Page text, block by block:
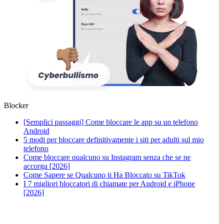
Blocker
[Semplici passaggi] Come bloccare le app su un telefono
Android
5 modi per bloccare definitivamente i siti per adulti sul mio
telefono
Come bloccare qualcuno su Instagram senza che se ne
accorga [2026]
Come Sapere se Qualcuno ti Ha Bloccato su TikTok
I 7 migliori bloccatori di chiamate per Android e iPhone
[2026]